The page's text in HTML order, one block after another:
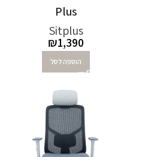
Plus
Sitplus
₪1,390
הוספה לסל